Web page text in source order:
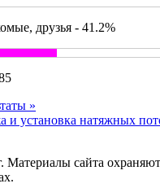
друзья - 41.2%
»
и установка натяжных
Материалы сайта